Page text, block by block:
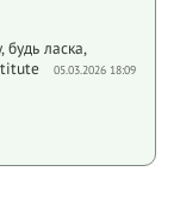
будь ласка,
05.03.2026 18:09